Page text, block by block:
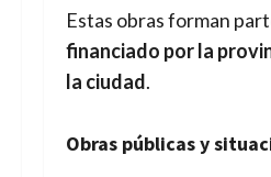
Estas obras forman
financiado por la
la ciudad.
Obras públicas y